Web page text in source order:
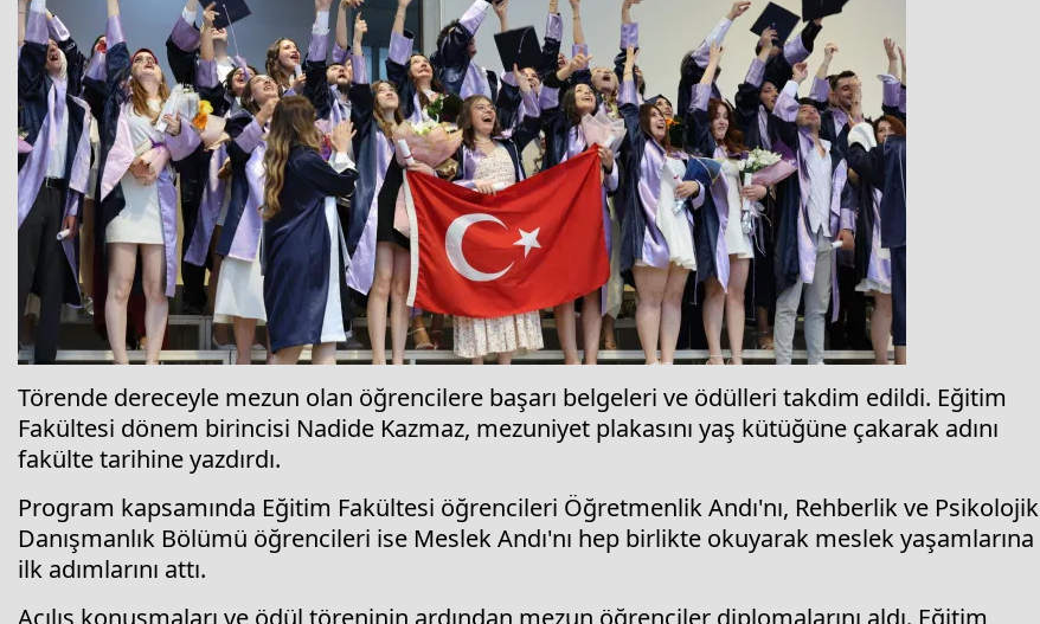
Törende dereceyle mezun olan öğrencilere başarı belgeleri ve ödülleri takdim edildi. Eğitim
Fakültesi dönem birincisi Nadide Kazmaz, mezuniyet plakasını yaş kütüğüne çakarak adını
fakülte tarihine yazdırdı.
Program kapsamında Eğitim Fakültesi öğrencileri Öğretmenlik Andı'nı, Rehberlik ve Psikolojik
Danışmanlık Bölümü öğrencileri ise Meslek Andı'nı hep birlikte okuyarak meslek yaşamlarına
ilk adımlarını attı.
Açılış konuşmaları ve ödül töreninin ardından mezun öğrenciler diplomalarını aldı. Eğitim